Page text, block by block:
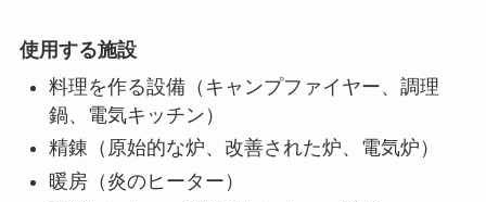
使用する施設
料理を作る設備（キャンプファイヤー、調理
鍋、電気キッチン）
精錬（原始的な炉、改善された炉、電気炉）
暖房（炎のヒーター）